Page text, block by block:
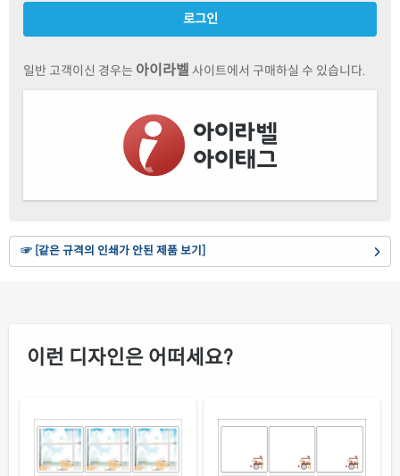
연녹색 모조 재질설명
CL834P-DV152잉크젯, 레이저 겸용
연노란색 모조
CL834Y-DV152 잉크젯, 레이저 겸용
노란색 모조 재질설명
CJ834-DV152 잉크젯 전용
흰색 광택 방수 잉크젯
CJ834LU-DV152잉크젯 전용
로그인
일반 고객이신 경우는 아이라벨 사이트에서 구매하실 수 있습니다.
☞ [같은 규격의 인쇄가 안된 제품 보기]
이런 디자인은 어떠세요?